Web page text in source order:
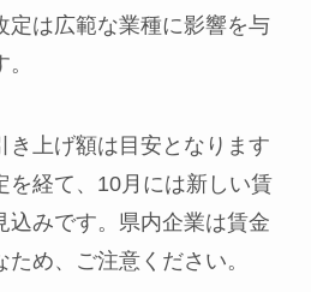
定は広範な業種に影響を与
き上げ額は目安となります
を経て、10月には新しい賃
込みです。県内企業は賃金
め、ご注意ください。